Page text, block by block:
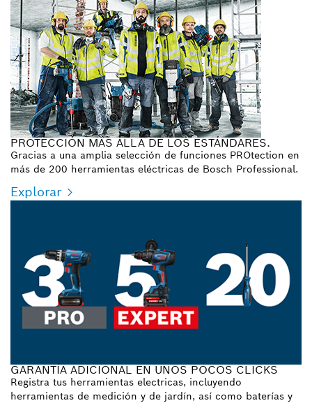
PROTECCIÓN MÁS ALLÁ DE LOS ESTÁNDARES.
Gracias a una amplia selección de funciones PROtection en
más de 200 herramientas eléctricas de Bosch Professional.
Explorar
GARANTÍA ADICIONAL EN UNOS POCOS CLICKS
Registra tus herramientas electricas, incluyendo
herramientas de medición y de jardín, así como baterías y